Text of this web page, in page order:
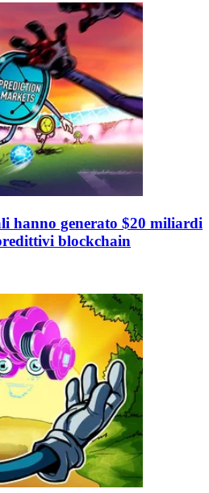
hanno generato $20 miliardi
blockchain